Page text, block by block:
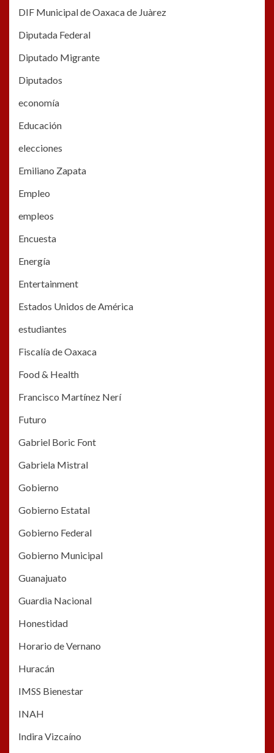
DIF Municipal de Oaxaca de Juàrez
Diputada Federal
Diputado Migrante
Diputados
economía
Educación
elecciones
Emiliano Zapata
Empleo
empleos
Encuesta
Energía
Entertainment
Estados Unidos de América
estudiantes
Fiscalía de Oaxaca
Food & Health
Francisco Martínez Nerí
Futuro
Gabriel Boric Font
Gabriela Mistral
Gobierno
Gobierno Estatal
Gobierno Federal
Gobierno Municipal
Guanajuato
Guardia Nacional
Honestidad
Horario de Vernano
Huracán
IMSS Bienestar
INAH
Indira Vizcaíno